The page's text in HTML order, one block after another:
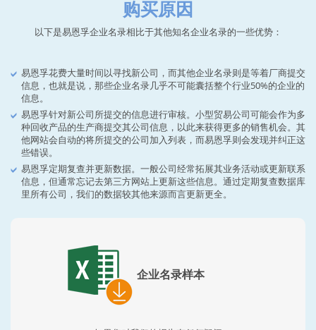
购买原因
以下是易恩孚企业名录相比于其他知名企业名录的一些优势：
易恩孚花费大量时间以寻找新公司，而其他企业名录则是等着厂商提交
信息，也就是说，那些企业名录几乎不可能囊括整个行业50%的企业的
信息。
易恩孚针对新公司所提交的信息进行审核。小型贸易公司可能会作为多
种回收产品的生产商提交其公司信息，以此来获得更多的销售机会。其
他网站会自动的将所提交的公司加入列表，而易恩孚则会发现并纠正这
些错误。
易恩孚定期复查并更新数据。一般公司经常拓展其业务活动或更新联系
信息，但通常忘记去第三方网站上更新这些信息。通过定期复查数据库
里所有公司，我们的数据较其他来源而言更新更全。
企业名录样本